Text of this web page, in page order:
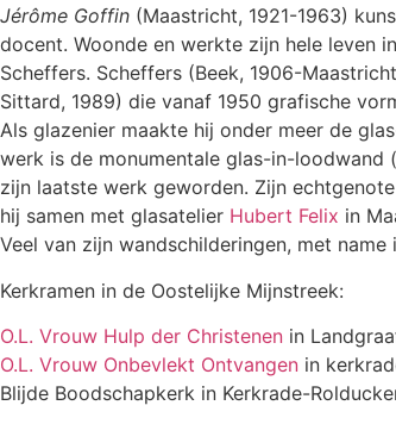
Jérôme Goffin (Maastricht, 1921-1963)
docent. Woonde en werkte zijn hele leven
Scheffers. Scheffers (Beek, 1906-
Sittard, 1989) die vanaf 1950 grafische
Als glazenier maakte hij onder meer de
werk is de monumentale glas-in-loodwand
zijn laatste werk geworden. Zijn
hij samen met glasatelier Hubert Felix in
Veel van zijn wandschilderingen, met
Kerkramen in de Oostelijke Mijnstreek:
O.L. Vrouw Hulp der Christenen in
O.L. Vrouw Onbevlekt Ontvangen in
Blijde Boodschapkerk in Kerkrade-